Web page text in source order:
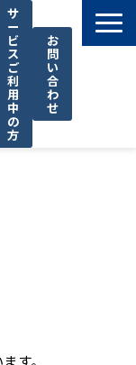
サ
ー
ビ
ス
ご
利
用
中
の
方
お
問
い
合
わ
せ
す。